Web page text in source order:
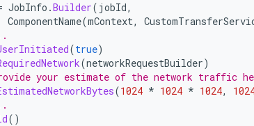
JobInfo .Builder( jobId,
ComponentName(mContext,
(true)
(networkRequestBuilder)
your estimate of the network traffic
(1024 * 1024 * 1024,
()